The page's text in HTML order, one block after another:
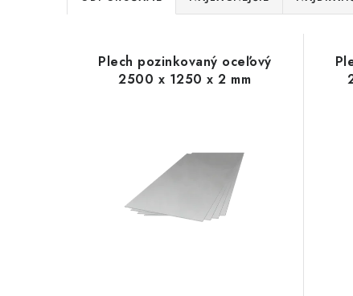
a
Plech pozinkovaný oceľový
2500 x 1250 x 2 mm